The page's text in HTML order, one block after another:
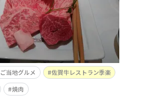
ご当地グルメ
佐賀牛レストラン季楽
焼肉